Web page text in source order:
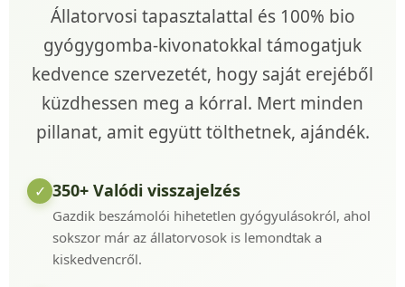
Állatorvosi tapasztalattal és 100% bio
gyógygomba-kivonatokkal támogatjuk
kedvence szervezetét, hogy saját erejéből
küzdhessen meg a kórral. Mert minden
pillanat, amit együtt tölthetnek, ajándék.
✓ 350+ Valódi visszajelzés
Gazdik beszámolói hihetetlen gyógyulásokról, ahol
sokszor már az állatorvosok is lemondtak a
kiskedvencről.